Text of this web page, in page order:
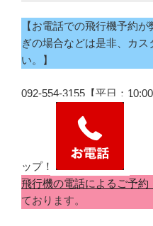
【お電話での飛行機予約
ぎの場合などは是非、カ
い。】
092-554-3155【平日：
ップ！
飛行機の電話によるご予約
ております。